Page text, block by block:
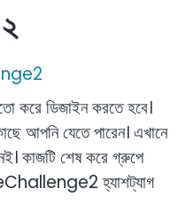
করে ডিজাইন করতে হবে।
আপনি যেতে পারেন। এখানে
কাজটি শেষ করে গ্রুপে
হ্যাশট্যাগ